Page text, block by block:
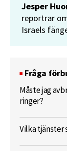
Jesper
reportrar
Israels
Fråga
Måste jag
ringer?
Vilka tjänster